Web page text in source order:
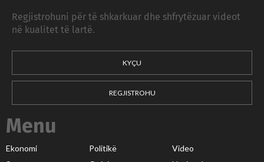
Regjistrohuni për të shkarkuar dhe shfrytëzuar videot
në kualitet të lartë.
KYÇU
REGJISTROHU
Menu
Ekonomi Politikë
Video